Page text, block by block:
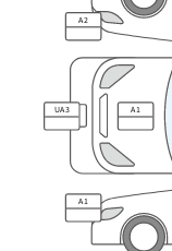
A2
UA3 A1
A1